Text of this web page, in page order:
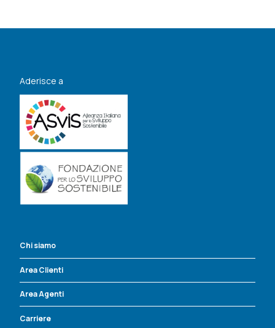
Aderisce a
Chi siamo
Area Clienti
Area Agenti
Carriere